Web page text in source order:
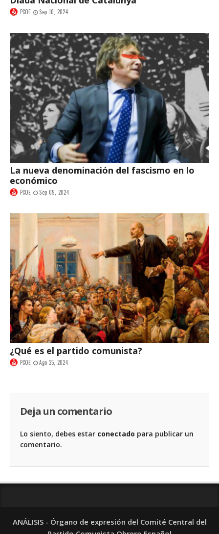
PCOE Sep 10, 2024
La nueva denominación del fascismo en lo
económico
PCOE Sep 09, 2024
¿Qué es el partido comunista?
PCOE Ago 25, 2024
Deja un comentario
Lo siento, debes estar conectado para publicar un
comentario.
ANÁLISIS - Órgano de expresión del Comité Central del